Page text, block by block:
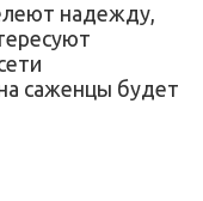
надежду,
саженцы будет